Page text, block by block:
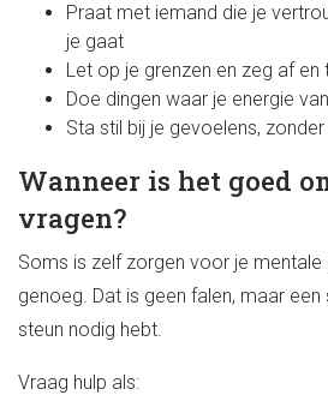
Praat met iemand die je
je gaat
Let op je grenzen en zeg af en
Doe dingen waar je energie
Sta stil bij je gevoelens,
Wanneer is het goed
vragen?
Soms is zelf zorgen voor je mentale
genoeg. Dat is geen falen, maar
steun nodig hebt.
Vraag hulp als: